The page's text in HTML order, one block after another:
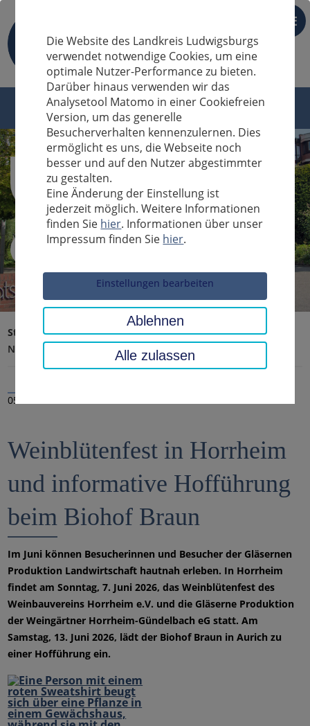
DE
Sucheingabe
Startseite Landratsamt, Landkreis
Aktuelles
Nachrichten
05.06.2026
Weinblütenfest in Horrheim
und informative Hofführung
beim Biohof Braun
Im Juni können Besucherinnen und Besucher der Gläsernen
Produktion Landwirtschaft hautnah erleben. In Horrheim
findet am Sonntag, 7. Juni 2026, das Weinblütenfest des
Weinbauvereins Horrheim e.V. und die Gläserne Produktion
der Weingärtner Horrheim-Gündelbach eG statt. Am
Samstag, 13. Juni 2026, lädt der Biohof Braun in Aurich zu
einer Hofführung ein.
Die Website des Landkreis Ludwigsburgs
verwendet notwendige Cookies, um eine
optimale Nutzer-Performance zu bieten.
Darüber hinaus verwenden wir das
Analysetool Matomo in einer Cookiefreien
Version, um das generelle
Besucherverhalten kennenzulernen. Dies
ermöglicht es uns, die Webseite noch
besser und auf den Nutzer abgestimmter
zu gestalten.
Eine Änderung der Einstellung ist
jederzeit möglich. Weitere Informationen
finden Sie hier. Informationen über unser
Impressum finden Sie hier.
Einstellungen bearbeiten
Ablehnen
Alle zulassen